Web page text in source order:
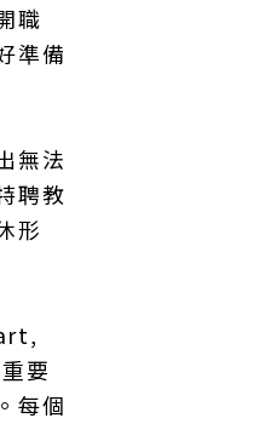
職
準備
無法
聘教
形
要
每個